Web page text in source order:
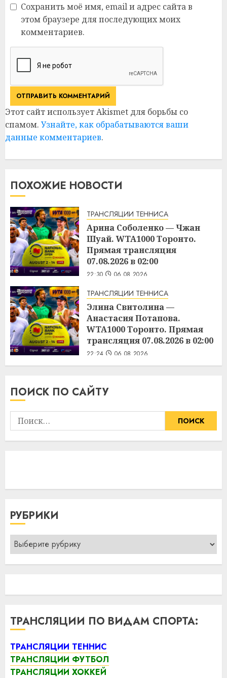
Сохранить моё имя, email и адрес сайта в
этом браузере для последующих моих
комментариев.
Этот сайт использует Akismet для борьбы со
спамом. Узнайте, как обрабатываются ваши
данные комментариев.
ПОХОЖИЕ НОВОСТИ
ТРАНСЛЯЦИИ ТЕННИСА
Арина Соболенко — Чжан
Шуай. WTA1000 Торонто.
Прямая трансляция
07.08.2026 в 02:00
22:30 06.08.2026
ТРАНСЛЯЦИИ ТЕННИСА
Элина Свитолина —
Анастасия Потапова.
WTA1000 Торонто. Прямая
трансляция 07.08.2026 в 02:00
22:24 06.08.2026
ПОИСК ПО САЙТУ
Найти:
РУБРИКИ
Рубрики
ТРАНСЛЯЦИИ ПО ВИДАМ СПОРТА:
ТРАНСЛЯЦИИ ТЕННИС
ТРАНСЛЯЦИИ ФУТБОЛ
ТРАНСЛЯЦИИ ХОККЕЙ